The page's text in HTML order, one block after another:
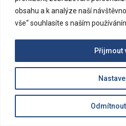
obsahu a k analýze naší
vše“ souhlasíte s naším
Přijmout
605 476 148
info@zusuo.cz